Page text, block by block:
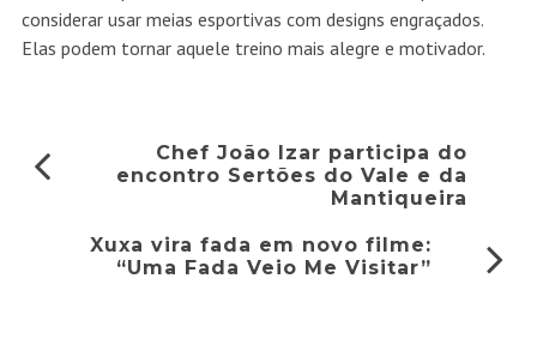
considerar usar meias esportivas com designs engraçados.
Elas podem tornar aquele treino mais alegre e motivador.
Chef João Izar participa do
encontro Sertões do Vale e da
Mantiqueira
Xuxa vira fada em novo filme:
“Uma Fada Veio Me Visitar”